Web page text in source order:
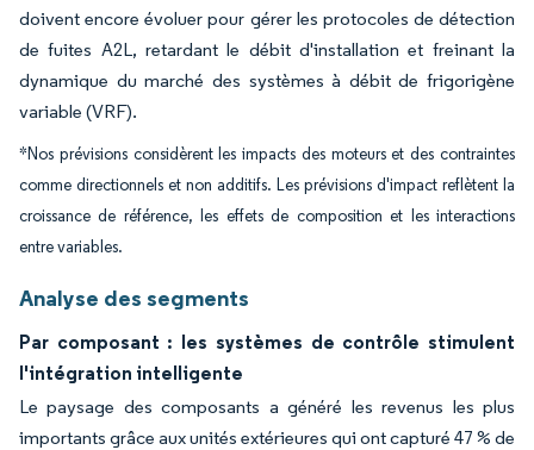
doivent encore évoluer pour gérer les protocoles de détection
de fuites A2L, retardant le débit d'installation et freinant la
dynamique du marché des systèmes à débit de frigorigène
variable (VRF).
*Nos prévisions considèrent les impacts des moteurs et des contraintes
comme directionnels et non additifs. Les prévisions d'impact reflètent la
croissance de référence, les effets de composition et les interactions
entre variables.
Analyse des segments
Par composant : les systèmes de contrôle stimulent
l'intégration intelligente
Le paysage des composants a généré les revenus les plus
importants grâce aux unités extérieures qui ont capturé 47 % de